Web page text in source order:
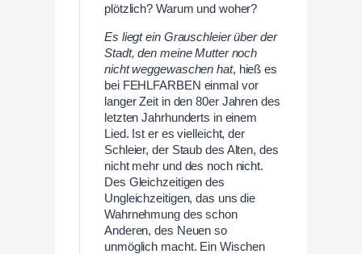
plötzlich? Warum und woher?
Es liegt ein Grauschleier über der
Stadt, den meine Mutter noch
nicht weggewaschen hat, hieß es
bei FEHLFARBEN einmal vor
langer Zeit in den 80er Jahren des
letzten Jahrhunderts in einem
Lied. Ist er es vielleicht, der
Schleier, der Staub des Alten, des
nicht mehr und des noch nicht.
Des Gleichzeitigen des
Ungleichzeitigen, das uns die
Wahrnehmung des schon
Anderen, des Neuen so
unmöglich macht. Ein Wischen